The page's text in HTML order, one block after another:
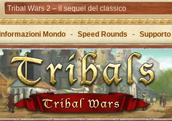
Tribal Wars 2 – il sequel del classico
Forge of Empires – Attraverso le ere con la strategia
Grepolis – Crea il tuo regno nell’antica Grecia
Informazioni Mondo - Speed Rounds - Supporto